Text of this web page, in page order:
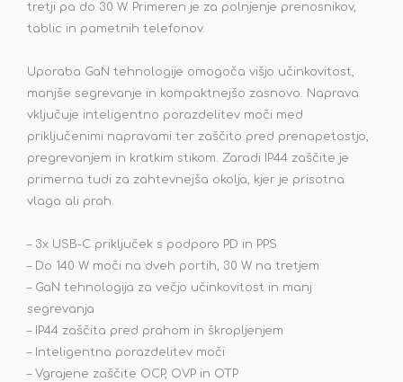
tretji pa do 30 W. Primeren je za polnjenje prenosnikov,
tablic in pametnih telefonov.
Uporaba GaN tehnologije omogoča višjo učinkovitost,
manjše segrevanje in kompaktnejšo zasnovo. Naprava
vključuje inteligentno porazdelitev moči med
priključenimi napravami ter zaščito pred prenapetostjo,
pregrevanjem in kratkim stikom. Zaradi IP44 zaščite je
primerna tudi za zahtevnejša okolja, kjer je prisotna
vlaga ali prah.
– 3x USB-C priključek s podporo PD in PPS
– Do 140 W moči na dveh portih, 30 W na tretjem
– GaN tehnologija za večjo učinkovitost in manj
segrevanja
– IP44 zaščita pred prahom in škropljenjem
– Inteligentna porazdelitev moči
– Vgrajene zaščite OCP, OVP in OTP